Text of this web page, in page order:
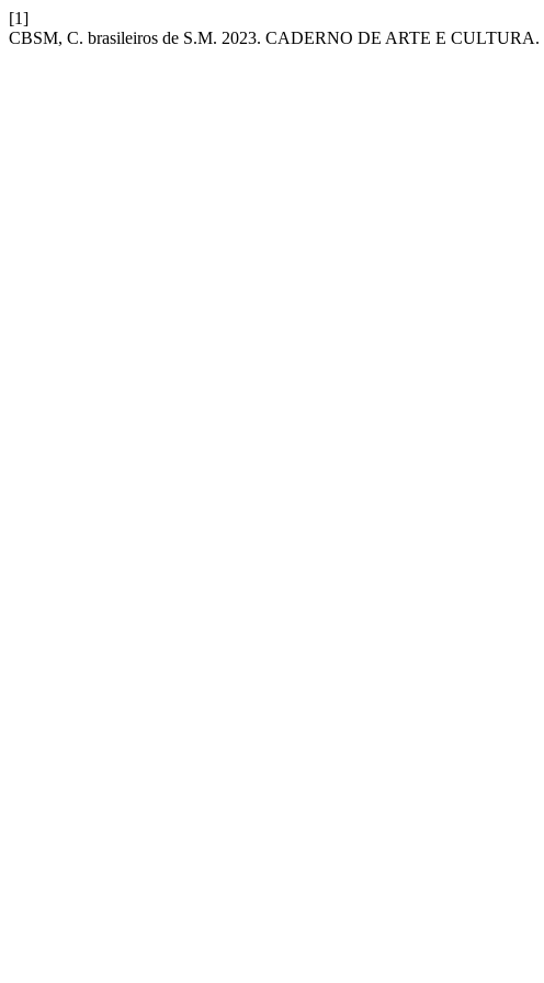
[1]
CBSM, C. brasileiros de S.M. 2023. CADERNO DE ARTE E CULTURA.